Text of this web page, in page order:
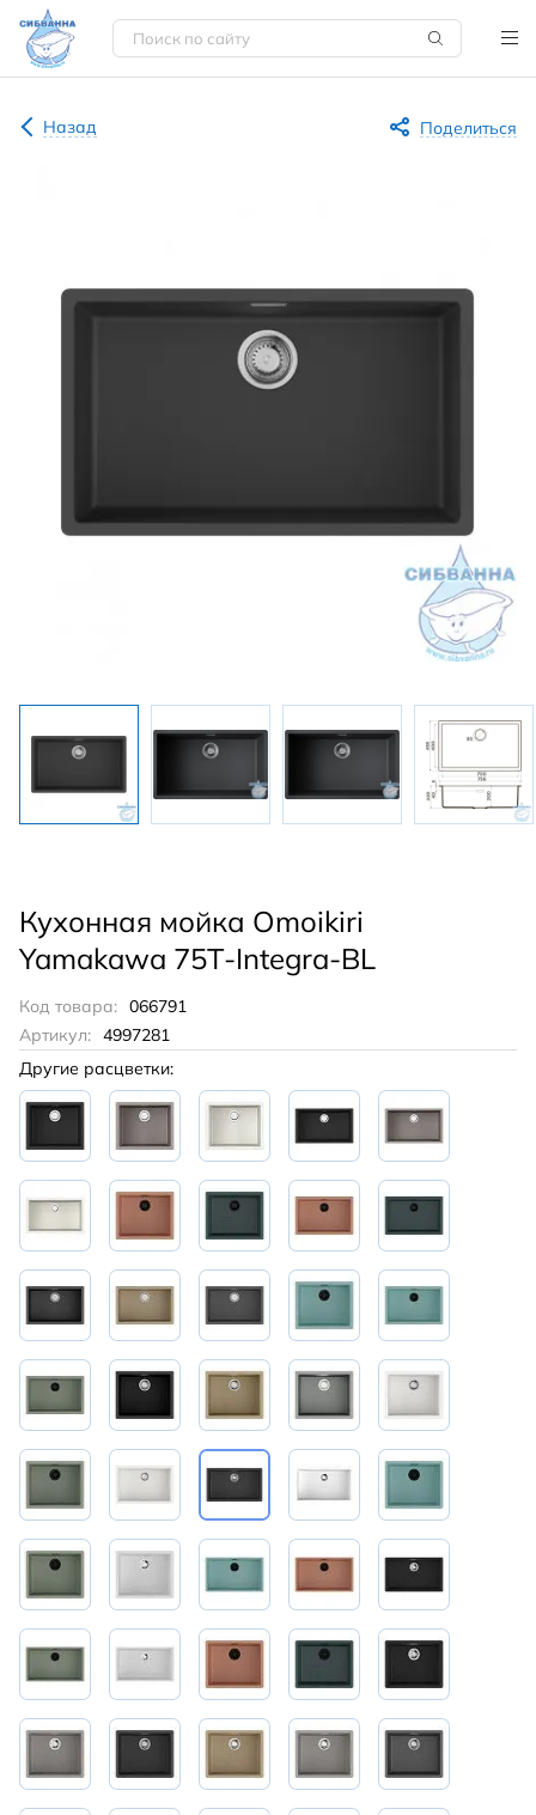
Назад Поделиться
Кухонная мойка Omoikiri
Yamakawa 75T-Integra-BL
Код товара: 066791
Артикул: 4997281
Другие расцветки: